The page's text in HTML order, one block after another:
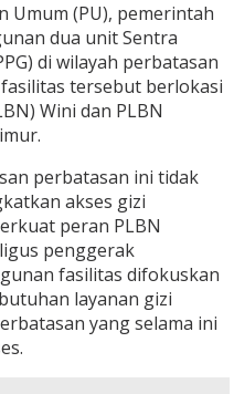
Umum (PU), pemerintah
dua unit Sentra
di wilayah perbatasan
tersebut berlokasi
Wini dan PLBN
perbatasan ini tidak
akses gizi
peran PLBN
penggerak
fasilitas difokuskan
layanan gizi
yang selama ini